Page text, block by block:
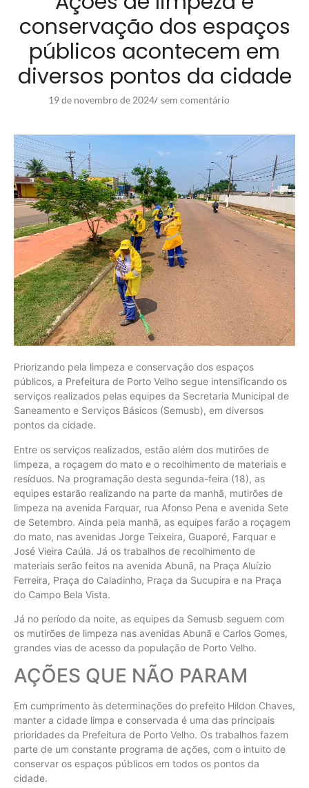
conservação dos espaços
públicos acontecem em
diversos pontos da cidade
19 de novembro de 2024/ sem comentário
Priorizando pela limpeza e conservação dos espaços
públicos, a Prefeitura de Porto Velho segue intensificando os
serviços realizados pelas equipes da Secretaria Municipal de
Saneamento e Serviços Básicos (Semusb), em diversos
pontos da cidade.
Entre os serviços realizados, estão além dos mutirões de
limpeza, a roçagem do mato e o recolhimento de materiais e
resíduos. Na programação desta segunda-feira (18), as
equipes estarão realizando na parte da manhã, mutirões de
limpeza na avenida Farquar, rua Afonso Pena e avenida Sete
de Setembro. Ainda pela manhã, as equipes farão a roçagem
do mato, nas avenidas Jorge Teixeira, Guaporé, Farquar e
José Vieira Caúla. Já os trabalhos de recolhimento de
materiais serão feitos na avenida Abunã, na Praça Aluízio
Ferreira, Praça do Caladinho, Praça da Sucupira e na Praça
do Campo Bela Vista.
Já no período da noite, as equipes da Semusb seguem com
os mutirões de limpeza nas avenidas Abunã e Carlos Gomes,
grandes vias de acesso da população de Porto Velho.
AÇÕES QUE NÃO PARAM
Em cumprimento às determinações do prefeito Hildon Chaves,
manter a cidade limpa e conservada é uma das principais
prioridades da Prefeitura de Porto Velho. Os trabalhos fazem
parte de um constante programa de ações, com o intuito de
conservar os espaços públicos em todos os pontos da
cidade.